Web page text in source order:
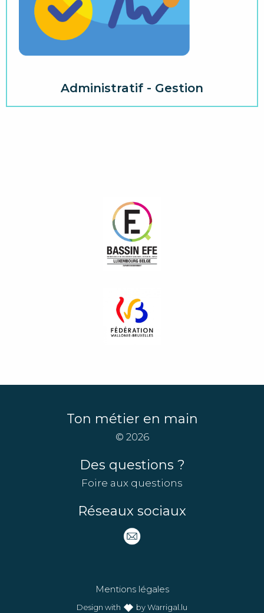
Administratif - Gestion
Ton métier en main
© 2026
Des questions ?
Foire aux questions
Réseaux sociaux
Mentions légales
Design with by Warrigal.lu